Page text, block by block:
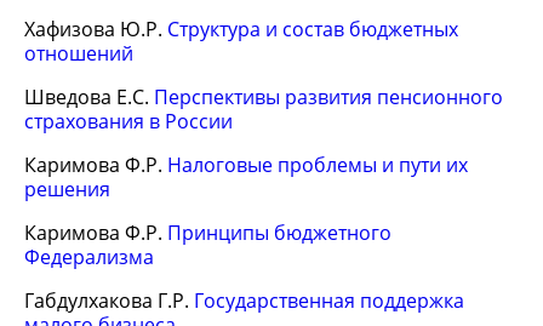
Хафизова Ю.Р. Структура и состав бюджетных
отношений
Шведова Е.С. Перспективы развития пенсионного
страхования в России
Каримова Ф.Р. Налоговые проблемы и пути их
решения
Каримова Ф.Р. Принципы бюджетного
Федерализма
Габдулхакова Г.Р. Государственная поддержка